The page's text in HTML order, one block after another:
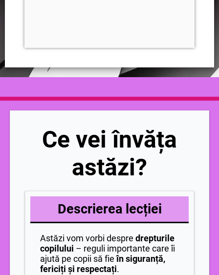
Ce vei învăța
astăzi?
Descrierea lecției
Astăzi vom vorbi despre drepturile
copilului – reguli importante care îi
ajută pe copii să fieîn siguranță,
fericiți și respectați.